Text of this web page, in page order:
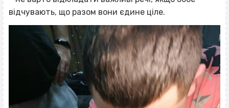
відчувають, що разом вони єдине ціле.